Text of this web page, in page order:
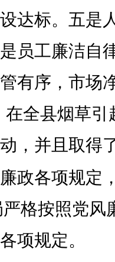
达标。 五是
员工廉洁自
有序，市场
在全县烟草
，并且取得
政各项规定
格按照党风
项规定。